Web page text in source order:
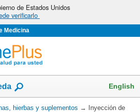
de Estados Unidos
verificarlo
Medicina
English
hierbas y suplementos → Inyección de